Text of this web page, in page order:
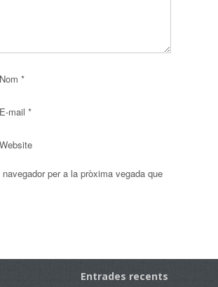
Nom *
E-mail *
Website
per a la pròxima vegada que
Entrades recents